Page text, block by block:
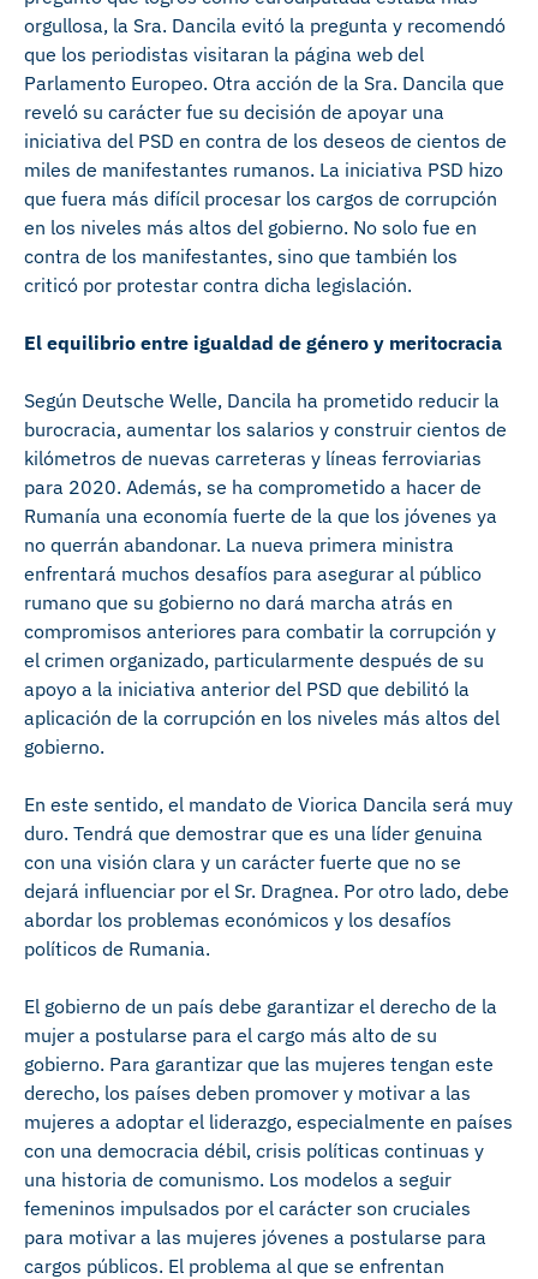
orgullosa, la Sra. Dancila evitó la pregunta y recomendó
que los periodistas visitaran la página web del
Parlamento Europeo. Otra acción de la Sra. Dancila que
reveló su carácter fue su decisión de apoyar una
iniciativa del PSD en contra de los deseos de cientos de
miles de manifestantes rumanos. La iniciativa PSD hizo
que fuera más difícil procesar los cargos de corrupción
en los niveles más altos del gobierno. No solo fue en
contra de los manifestantes, sino que también los
criticó por protestar contra dicha legislación.
El equilibrio entre igualdad de género y meritocracia
Según Deutsche Welle, Dancila ha prometido reducir la
burocracia, aumentar los salarios y construir cientos de
kilómetros de nuevas carreteras y líneas ferroviarias
para 2020. Además, se ha comprometido a hacer de
Rumanía una economía fuerte de la que los jóvenes ya
no querrán abandonar. La nueva primera ministra
enfrentará muchos desafíos para asegurar al público
rumano que su gobierno no dará marcha atrás en
compromisos anteriores para combatir la corrupción y
el crimen organizado, particularmente después de su
apoyo a la iniciativa anterior del PSD que debilitó la
aplicación de la corrupción en los niveles más altos del
gobierno.
En este sentido, el mandato de Viorica Dancila será muy
duro. Tendrá que demostrar que es una líder genuina
con una visión clara y un carácter fuerte que no se
dejará influenciar por el Sr. Dragnea. Por otro lado, debe
abordar los problemas económicos y los desafíos
políticos de Rumania.
El gobierno de un país debe garantizar el derecho de la
mujer a postularse para el cargo más alto de su
gobierno. Para garantizar que las mujeres tengan este
derecho, los países deben promover y motivar a las
mujeres a adoptar el liderazgo, especialmente en países
con una democracia débil, crisis políticas continuas y
una historia de comunismo. Los modelos a seguir
femeninos impulsados por el carácter son cruciales
para motivar a las mujeres jóvenes a postularse para
cargos públicos. El problema al que se enfrentan